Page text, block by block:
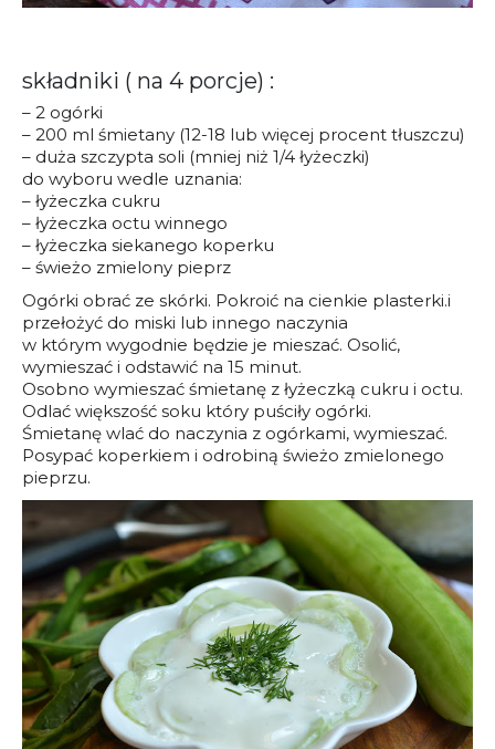
składniki ( na 4 porcje) :
– 2 ogórki
– 200 ml śmietany (12-18 lub więcej procent tłuszczu)
– duża szczypta soli (mniej niż 1/4 łyżeczki)
do wyboru wedle uznania:
– łyżeczka cukru
– łyżeczka octu winnego
– łyżeczka siekanego koperku
– świeżo zmielony pieprz
Ogórki obrać ze skórki. Pokroić na cienkie plasterki.i
przełożyć do miski lub innego naczynia
w którym wygodnie będzie je mieszać. Osolić,
wymieszać i odstawić na 15 minut.
Osobno wymieszać śmietanę z łyżeczką cukru i octu.
Odlać większość soku który puściły ogórki.
Śmietanę wlać do naczynia z ogórkami, wymieszać.
Posypać koperkiem i odrobiną świeżo zmielonego
pieprzu.